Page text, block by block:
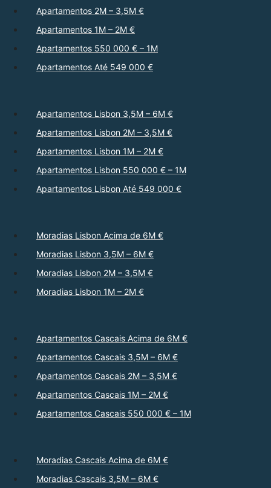
Apartamentos 2M – 3,5M €
Apartamentos 1M – 2M €
Apartamentos 550 000 € – 1M
Apartamentos Até 549 000 €
Apartamentos Lisbon 3,5M – 6M €
Apartamentos Lisbon 2M – 3,5M €
Apartamentos Lisbon 1M – 2M €
Apartamentos Lisbon 550 000 € – 1M
Apartamentos Lisbon Até 549 000 €
Moradias Lisbon Acima de 6M €
Moradias Lisbon 3,5M – 6M €
Moradias Lisbon 2M – 3,5M €
Moradias Lisbon 1M – 2M €
Apartamentos Cascais Acima de 6M €
Apartamentos Cascais 3,5M – 6M €
Apartamentos Cascais 2M – 3,5M €
Apartamentos Cascais 1M – 2M €
Apartamentos Cascais 550 000 € – 1M
Moradias Cascais Acima de 6M €
Moradias Cascais 3,5M – 6M €